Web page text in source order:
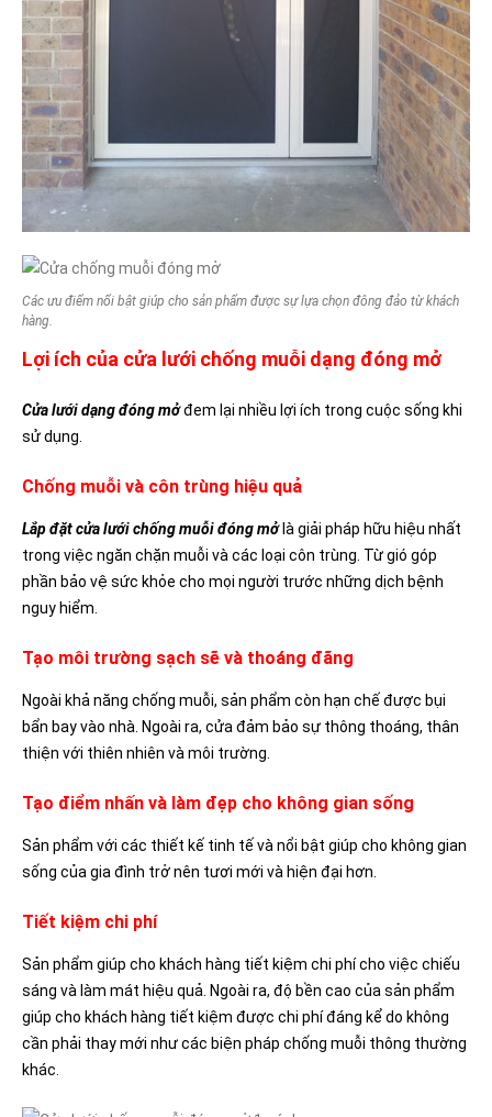
Các ưu điểm nổi bật giúp cho sản phẩm được sự lựa chọn đông đảo từ khách
hàng.
Lợi ích của cửa lưới chống muỗi dạng đóng mở
Cửa lưới dạng đóng mởđem lại nhiều lợi ích trong cuộc sống khi
sử dụng.
Chống muỗi và côn trùng hiệu quả
Lắp đặt cửa lưới chống muỗi đóng mởlà giải pháp hữu hiệu nhất
trong việc ngăn chặn muỗi và các loại côn trùng. Từ gió góp
phần bảo vệ sức khỏe cho mọi người trước những dịch bệnh
nguy hiểm.
Tạo môi trường sạch sẽ và thoáng đãng
Ngoài khả năng chống muỗi, sản phẩm còn hạn chế được bụi
bẩn bay vào nhà. Ngoài ra, cửa đảm bảo sự thông thoáng, thân
thiện với thiên nhiên và môi trường.
Tạo điểm nhấn và làm đẹp cho không gian sống
Sản phẩm với các thiết kế tinh tế và nổi bật giúp cho không gian
sống của gia đình trở nên tươi mới và hiện đại hơn.
Tiết kiệm chi phí
Sản phẩm giúp cho khách hàng tiết kiệm chi phí cho việc chiếu
sáng và làm mát hiệu quả. Ngoài ra, độ bền cao của sản phẩm
giúp cho khách hàng tiết kiệm được chi phí đáng kể do không
cần phải thay mới như các biện pháp chống muỗi thông thường
khác.